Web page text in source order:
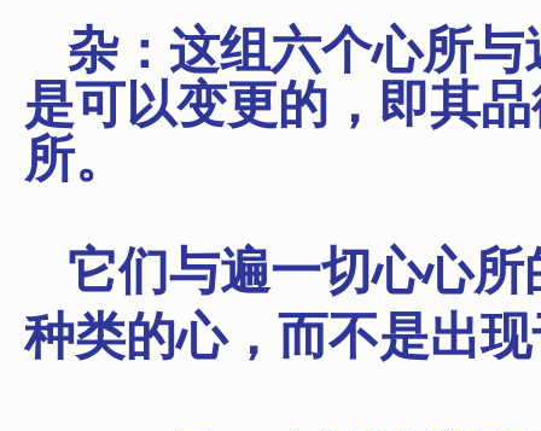
杂：这组六个心所
是可以变更的，即其
所。
它们与遍一切心心
种类的心，而不是出